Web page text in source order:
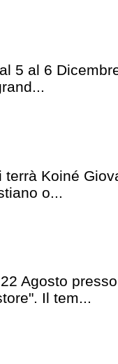
5 al 6
Koiné
o...
Agosto
Il tem...